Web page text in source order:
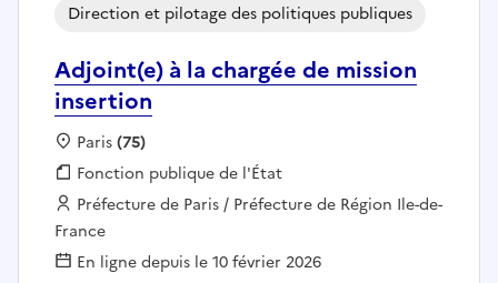
Adjoint(e) à la chargée de mission
insertion
Direction et pilotage des politiques publiques
Localisation :
Paris(75)
Fonction publique :
Fonction publique de l'État
Employeur :
Préfecture de Paris / Préfecture de Région Ile-de-
France
En ligne depuis le 10 février 2026